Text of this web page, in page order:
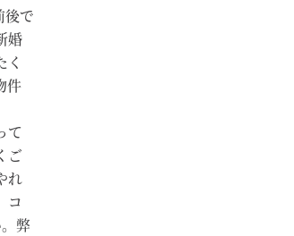
後で
婚
く
件
て
ご
れ
コ
弊